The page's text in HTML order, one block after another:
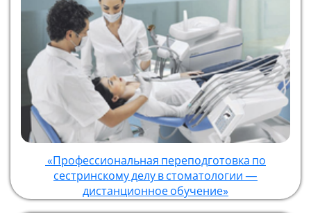
«Профессиональная переподготовка по
сестринскому делу в стоматологии —
дистанционное обучение»